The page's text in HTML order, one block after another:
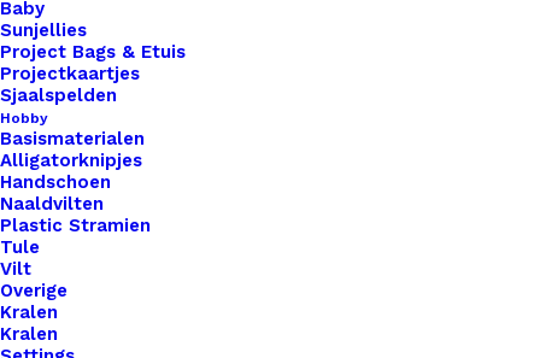
Baby
Sunjellies
Project Bags & Etuis
Projectkaartjes
Sjaalspelden
Hobby
Basismaterialen
Alligatorknipjes
Handschoen
Naaldvilten
Plastic Stramien
Tule
Vilt
Overige
Kralen
Kralen
Met
Gedroogde
Bloemetjes
aantal
Toevoegen aan verlanglijst
Artikelnummer
Categorie
Binnen 1-3 werkdagen verzonden